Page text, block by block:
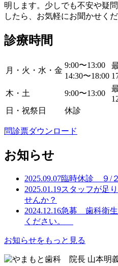
明します。少しでも不安や疑
したら、お気軽にお聞かせくだ
診療時間
月・火・水・金
9:00〜13:00
14:30〜18:00
木・土
9:00〜13:00
日・祝祭日
休診
問診票ダウンロード
お知らせ
2025.09.07臨時休診 ９/
2025.01.19スタッフが足
せんか？
2024.12.16急募 歯科衛
ください。
お知らせをもっと見る